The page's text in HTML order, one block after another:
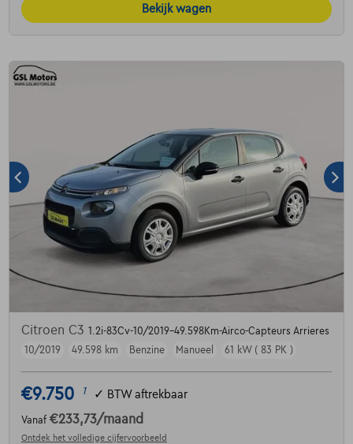
Bekijk wagen
Citroen C3 1.2i-83Cv-10/2019-49.598Km-Airco-Capteurs Arrieres
10/2019
49.598 km Benzine Manueel 61 kW ( 83 PK )
€9.750 1 ✓ BTW aftrekbaar
Vanaf €233,73/maand
Ontdek het volledige cijfervoorbeeld